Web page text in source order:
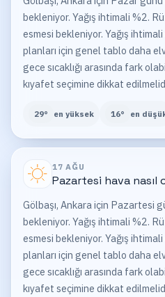
bekleniyor. Yağış ihtimali %2.
esmesi bekleniyor. Yağış
planları için genel tablo daha
gece sıcaklığı arasında fark
kıyafet seçimine dikkat
29° en yüksek 16° en
17 AĞU
Pazartesi hava nasıl
Gölbaşı, Ankara için Pazartesi
bekleniyor. Yağış ihtimali %2.
esmesi bekleniyor. Yağış
planları için genel tablo daha
gece sıcaklığı arasında fark
kıyafet seçimine dikkat